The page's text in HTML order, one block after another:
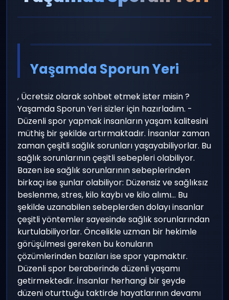
Yaşamda Sporun Yeri
, Ücretsiz olarak sohbet etmek ister misin ?
Yaşamda Sporun Yeri sizler için hazırladım. -
Düzenli spor yapmak insanların yaşam kalitesini
müthiş bir şekilde artırmaktadır. İnsanlar zaman
zaman çeşitli sağlık sorunları yaşayabiliyorlar. Bu
sağlık sorunlarının çeşitli sebepleri olabiliyor.
Bazen ise sağlık sorunlarının sebeplerinden
birkaçı ise şunlar olabiliyor: Düzensiz ve sağlıksız
beslenme, stres, kilo kaybı ve kilo alımı… Bu
şekilde uzanabilen sebeplerden dolayı insanlar
çeşitli yöntemler sayesinde sağlık sorunlarından
kurtulabiliyorlar. Öncelikle uzman bir hekimle
görüşülmesi gereken bu konuların
çözümlerinden bazıları ise spor yapmaktır.
Düzenli spor beraberinde düzenli yaşamı
getirmektedir. İnsanlar herhangi bir şeyde
düzeni oturttuğu taktirde hayatlarının devamı